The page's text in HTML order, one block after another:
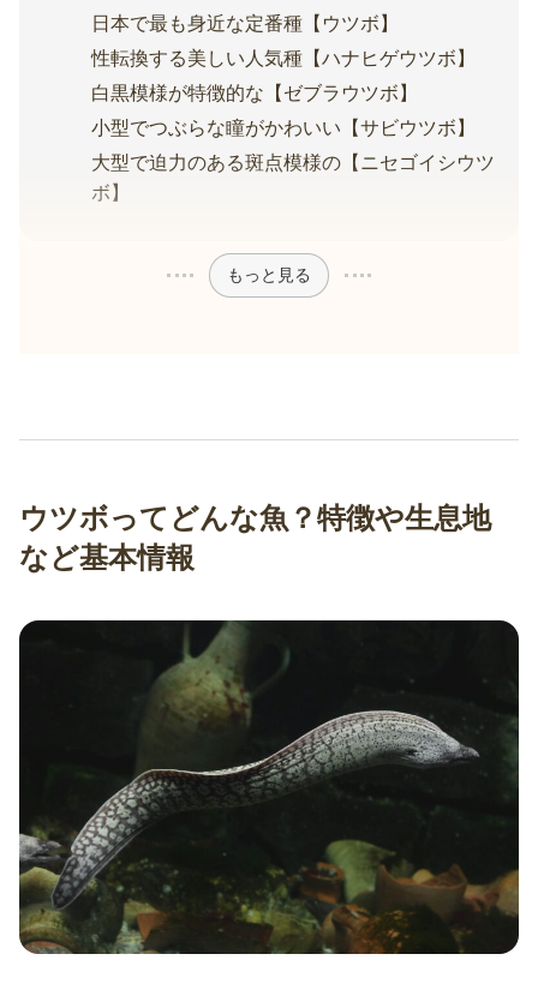
日本で最も身近な定番種【ウツボ】
性転換する美しい人気種【ハナヒゲウツボ】
白黒模様が特徴的な【ゼブラウツボ】
小型でつぶらな瞳がかわいい【サビウツボ】
大型で迫力のある斑点模様の【ニセゴイシウツ
ボ】
もっと見る
ウツボってどんな魚？特徴や生息地
など基本情報